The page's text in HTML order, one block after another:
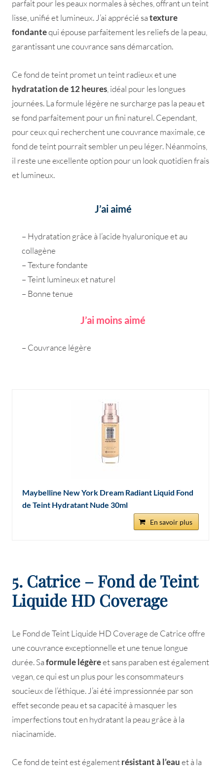
parfait pour les peaux normales à sèches, offrant un teint
lisse, unifié et lumineux. J’ai apprécié satexture
fondantequi épouse parfaitement les reliefs de la peau,
garantissant une couvrance sans démarcation.
Ce fond de teint promet un teint radieux et une
hydratation de 12 heures, idéal pour les longues
journées. La formule légère ne surcharge pas la peau et
se fond parfaitement pour un fini naturel. Cependant,
pour ceux qui recherchent une couvrance maximale, ce
fond de teint pourrait sembler un peu léger. Néanmoins,
il reste une excellente option pour un look quotidien frais
et lumineux.
J’ai aimé
– Hydratation grâce à l’acide hyaluronique et au
collagène
– Texture fondante
– Teint lumineux et naturel
– Bonne tenue
J’ai moins aimé
– Couvrance légère
Maybelline New York Dream Radiant Liquid Fond
de Teint Hydratant Nude 30ml
En savoir plus
5. Catrice – Fond de Teint
Liquide HD Coverage
Le Fond de Teint Liquide HD Coverage de Catrice offre
une couvrance exceptionnelle et une tenue longue
durée. Saformule légèreet sans paraben est également
vegan, ce qui est un plus pour les consommateurs
soucieux de l’éthique. J’ai été impressionnée par son
effet seconde peau et sa capacité à masquer les
imperfections tout en hydratant la peau grâce à la
niacinamide.
Ce fond de teint est égalementrésistant à l’eauet à la